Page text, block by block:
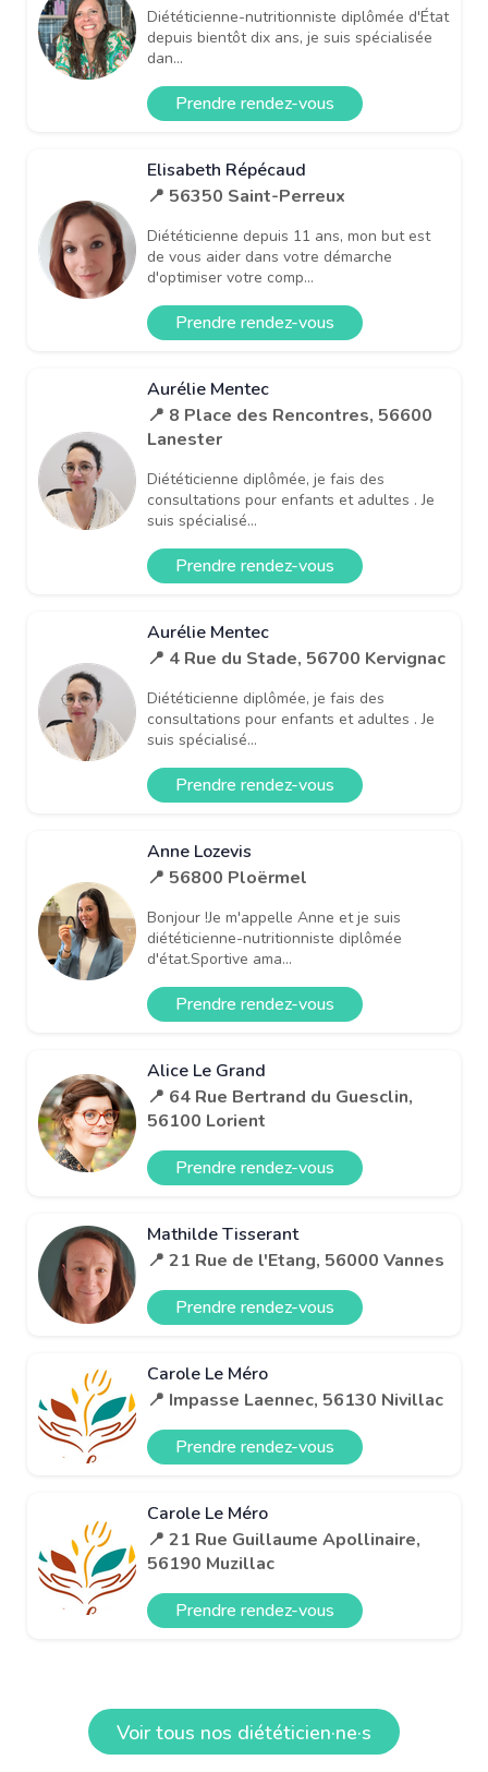
Diététicienne-nutritionniste diplômée d'État
depuis bientôt dix ans, je suis spécialisée
dan...
Prendre rendez-vous
Elisabeth Répécaud
📍 56350 Saint-Perreux
Diététicienne depuis 11 ans, mon but est
de vous aider dans votre démarche
d'optimiser votre comp...
Prendre rendez-vous
Aurélie Mentec
📍 8 Place des Rencontres, 56600
Lanester
Diététicienne diplômée, je fais des
consultations pour enfants et adultes . Je
suis spécialisé...
Prendre rendez-vous
Aurélie Mentec
📍 4 Rue du Stade, 56700 Kervignac
Diététicienne diplômée, je fais des
consultations pour enfants et adultes . Je
suis spécialisé...
Prendre rendez-vous
Anne Lozevis
📍 56800 Ploërmel
Bonjour !Je m'appelle Anne et je suis
diététicienne-nutritionniste diplômée
d'état.Sportive ama...
Prendre rendez-vous
Alice Le Grand
📍 64 Rue Bertrand du Guesclin,
56100 Lorient
Prendre rendez-vous
Mathilde Tisserant
📍 21 Rue de l'Etang, 56000 Vannes
Prendre rendez-vous
Carole Le Méro
📍 Impasse Laennec, 56130 Nivillac
Prendre rendez-vous
Carole Le Méro
📍 21 Rue Guillaume Apollinaire,
56190 Muzillac
Prendre rendez-vous
Voir tous nos diététicien·ne·s